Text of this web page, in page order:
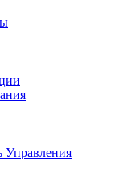
Управления